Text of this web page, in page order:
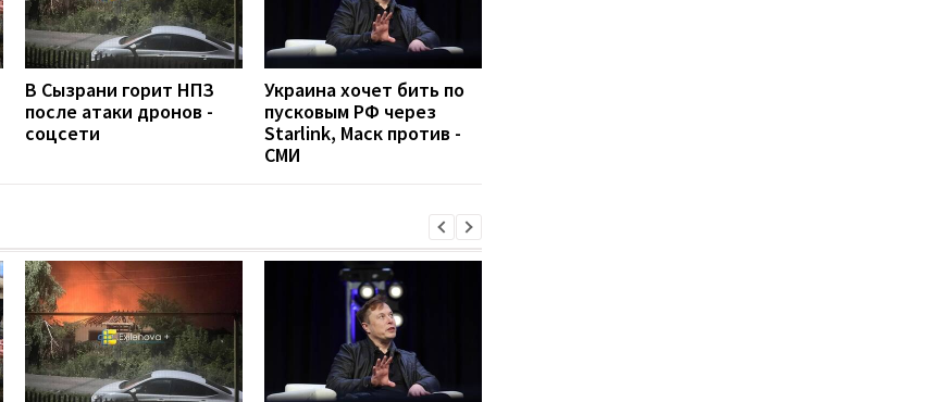
В Сызрани горит НПЗ
после атаки дронов -
соцсети
Украина хочет бить по
пусковым РФ через
Starlink, Маск против -
СМИ